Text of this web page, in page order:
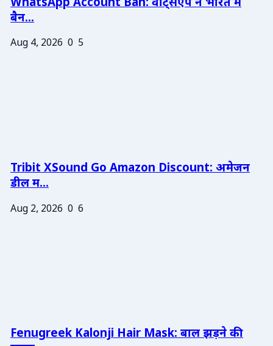
WhatsApp Account Ban: वॉट्सऐप ने भारत में
बैन...
Aug 4, 2026 0 5
Tribit XSound Go Amazon Discount: अमेजन
डील म...
Aug 2, 2026 0 6
Fenugreek Kalonji Hair Mask: बाल झड़ने की